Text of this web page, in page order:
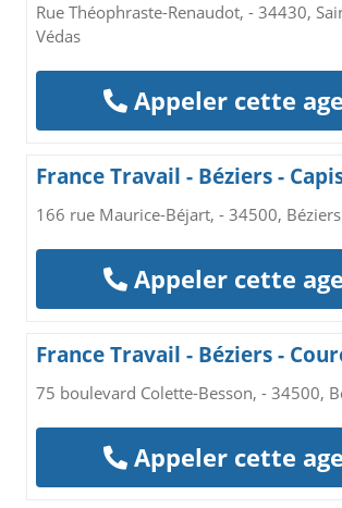
Rue Théophraste-Renaudot, - 34430,
Védas
Appeler cette
France Travail - Béziers -
166 rue Maurice-Béjart, - 34500,
Appeler cette
France Travail - Béziers -
75 boulevard Colette-Besson, - 34500,
Appeler cette